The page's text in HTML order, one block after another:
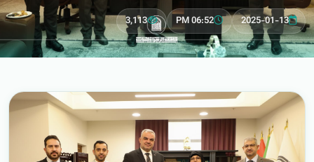
2025-01-13
06:52 PM
3,113